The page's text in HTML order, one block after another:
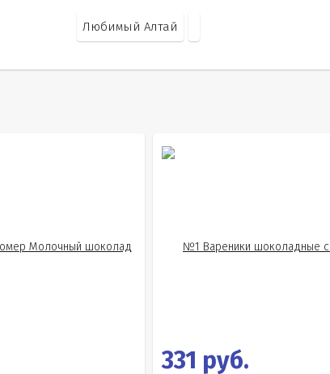
Любимый Алтай
331 руб.